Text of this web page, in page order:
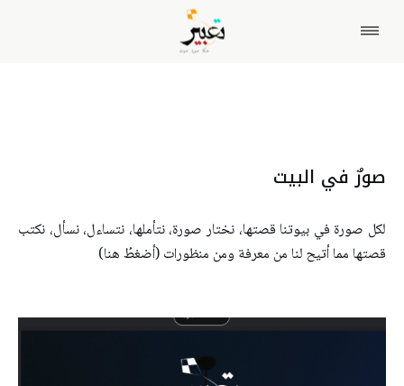
صورٌ في البيت
لكل صورة في بيوتنا قصتها، نختار صورة، نتأملها، نتساءل، نسأل، نكتب
قصتها مما أتيح لنا من معرفة ومن منظورات (أضغطُ هنا)